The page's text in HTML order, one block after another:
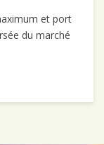
et port
du marché